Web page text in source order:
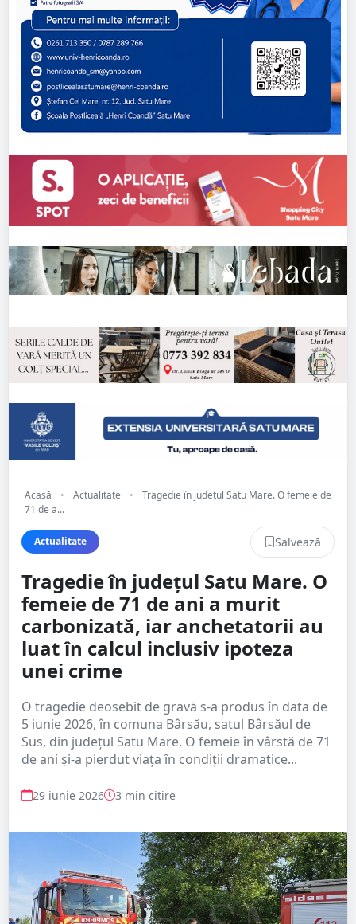
Acasă • Actualitate •
Tragedie în județul Satu Mare. O femeie de
71 de a...
Actualitate Salvează
Tragedie în județul Satu Mare. O
femeie de 71 de ani a murit
carbonizată, iar anchetatorii au
luat în calcul inclusiv ipoteza
unei crime
O tragedie deosebit de gravă s-a produs în data de
5 iunie 2026, în comuna Bârsău, satul Bârsăul de
Sus, din județul Satu Mare. O femeie în vârstă de 71
de ani și-a pierdut viața în condiții dramatice...
29 iunie 2026 3 min citire